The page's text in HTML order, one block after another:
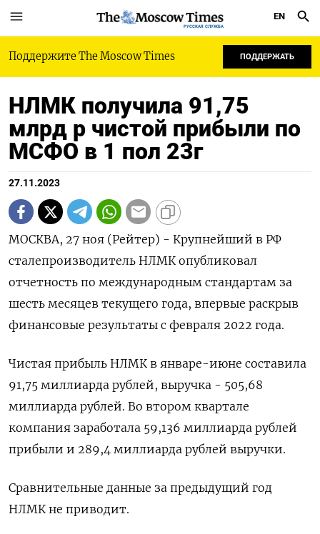
РУССКАЯ СЛУЖБА
EN
Поддержите The Moscow Times ПОДДЕРЖАТЬ
НЛМК получила 91,75
млрд р чистой прибыли по
МСФО в 1 пол 23г
27.11.2023
МОСКВА, 27 ноя (Рейтер) - Крупнейший в РФ
сталепроизводитель НЛМК опубликовал
отчетность по международным стандартам за
шесть месяцев текущего года, впервые раскрыв
финансовые результаты с февраля 2022 года.
Чистая прибыль НЛМК в январе-июне составила
91,75 миллиарда рублей, выручка - 505,68
миллиарда рублей. Во втором квартале
компания заработала 59,136 миллиарда рублей
прибыли и 289,4 миллиарда рублей выручки.
Сравнительные данные за предыдущий год
НЛМК не приводит.